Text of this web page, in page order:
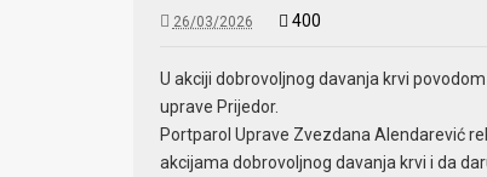
26/03/2026 400
U akciji dobrovoljnog davanja krvi
uprave Prijedor.
Portparol Uprave Zvezdana Alendarević
akcijama dobrovoljnog davanja krvi i da